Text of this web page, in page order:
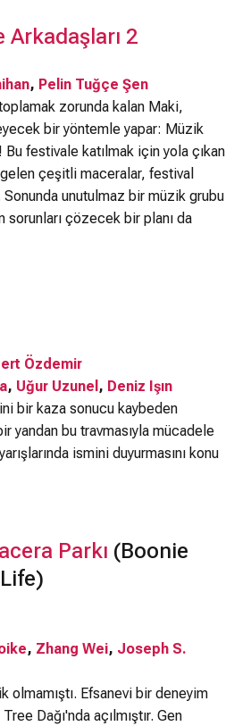
Arkadaşları 2
, Pelin Tuğçe Şen
zorunda kalan Maki,
bir yöntemle yapar: Müzik
festivale katılmak için yola çıkan
gelen çeşitli maceralar, festival
unutulmaz bir müzik grubu
sorunları çözecek bir planı da
Özdemir
, Uğur Uzunel , Deniz Işın
bir kaza sonucu kaybeden
yandan bu travmasıyla mücadele
ismini duyurmasını konu
Parkı (Boonie
, Zhang Wei, Joseph S.
olmamıştı. Efsanevi bir deneyim
Dağı'nda açılmıştır. Gen